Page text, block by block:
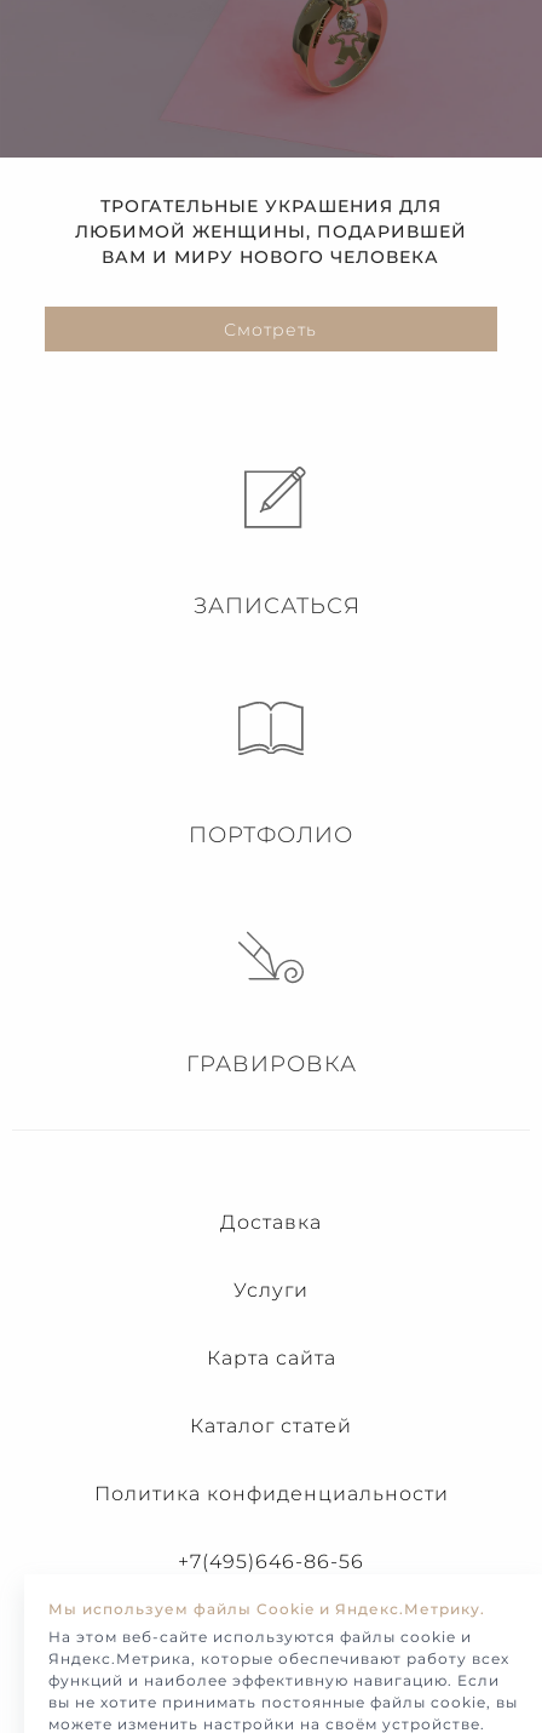
ТРОГАТЕЛЬНЫЕ УКРАШЕНИЯ ДЛЯ
ЛЮБИМОЙ ЖЕНЩИНЫ, ПОДАРИВШЕЙ
ВАМ И МИРУ НОВОГО ЧЕЛОВЕКА
Смотреть
ЗАПИСАТЬСЯ
ПОРТФОЛИО
ГРАВИРОВКА
Доставка
Услуги
Карта сайта
Каталог статей
Политика конфиденциальности
+7(495)646-86-56
Мы используем файлы Cookie и Яндекс.Метрику.
На этом веб-сайте используются файлы cookie и
Яндекс.Метрика, которые обеспечивают работу всех
функций и наиболее эффективную навигацию. Если
вы не хотите принимать постоянные файлы cookie, вы
можете изменить настройки на своём устройстве.